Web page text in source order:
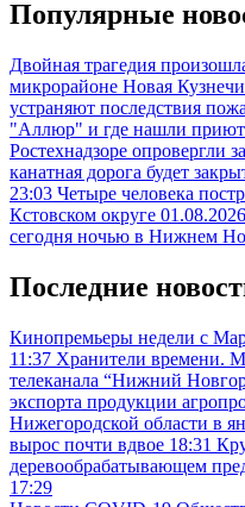
Популярные
Двойная трагедия
микрорайоне Новая
устраняют последствия
"Аллюр" и где нашли
Ростехнадзоре опровергли
канатная дорога будет
23:03 Четыре человека
Кстовском округе
сегодня ночью в Нижнем
Последние
Кинопремьеры недели с
11:37 Хранители времени.
телеканала “Нижний
экспорта продукции
Нижегородской области в
вырос почти вдвое 18:31
деревообрабатывающем
17:29